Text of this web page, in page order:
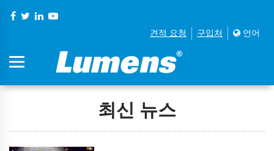
견적 요청 구입처 언어
최신 뉴스